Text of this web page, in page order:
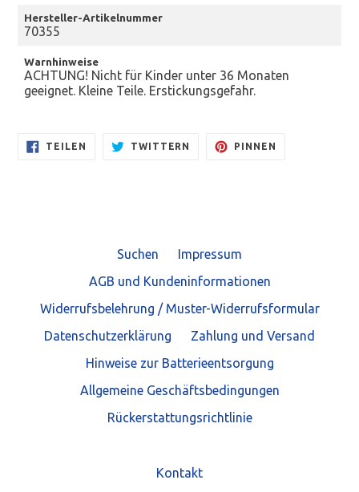
Hersteller-Artikelnummer
70355
Warnhinweise
ACHTUNG! Nicht für Kinder unter 36 Monaten
geeignet. Kleine Teile. Erstickungsgefahr.
TEILEN
FACEBOOK
TWITTERN
TWITTER
PINNEN
Suchen
Impressum
AGB und Kundeninformationen
Widerrufsbelehrung / Muster-Widerrufsformular
Datenschutzerklärung
Zahlung und Versand
Hinweise zur Batterieentsorgung
Allgemeine Geschäftsbedingungen
Rückerstattungsrichtlinie
Kontakt